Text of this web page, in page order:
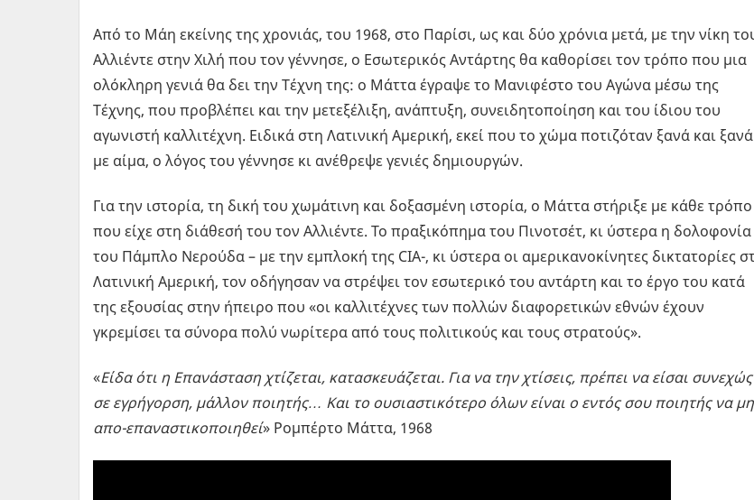
Από το Μάη εκείνης της χρονιάς, του 1968, στο Παρίσι, ως και δύο χρόνια μετά, με την νίκη
Αλλιέντε στην Χιλή που τον γέννησε, ο Εσωτερικός Αντάρτης θα καθορίσει τον τρόπο που μια
ολόκληρη γενιά θα δει την Τέχνη της: ο Μάττα έγραψε το Μανιφέστο του Αγώνα μέσω της
Τέχνης, που προβλέπει και την μετεξέλιξη, ανάπτυξη, συνειδητοποίηση και του ίδιου του
αγωνιστή καλλιτέχνη. Ειδικά στη Λατινική Αμερική, εκεί που το χώμα ποτιζόταν ξανά και ξανά
με αίμα, ο λόγος του γέννησε κι ανέθρεψε γενιές δημιουργών.
Για την ιστορία, τη δική του χωμάτινη και δοξασμένη ιστορία, ο Μάττα στήριξε με κάθε τρόπο
που είχε στη διάθεσή του τον Αλλιέντε. Το πραξικόπημα του Πινοτσέτ, κι ύστερα η δολοφονία
του Πάμπλο Νερούδα – με την εμπλοκή της CIA-, κι ύστερα οι αμερικανοκίνητες δικτατορίες
Λατινική Αμερική, τον οδήγησαν να στρέψει τον εσωτερικό του αντάρτη και το έργο του κατά
της εξουσίας στην ήπειρο που «οι καλλιτέχνες των πολλών διαφορετικών εθνών έχουν
γκρεμίσει τα σύνορα πολύ νωρίτερα από τους πολιτικούς και τους στρατούς».
«Είδα ότι η Επανάσταση χτίζεται, κατασκευάζεται. Για να την χτίσεις, πρέπει να είσαι συνεχώς
σε εγρήγορση, μάλλον ποιητής… Και το ουσιαστικότερο όλων είναι ο εντός σου ποιητής να
απο-επαναστικοποιηθεί» Ρομπέρτο Μάττα, 1968